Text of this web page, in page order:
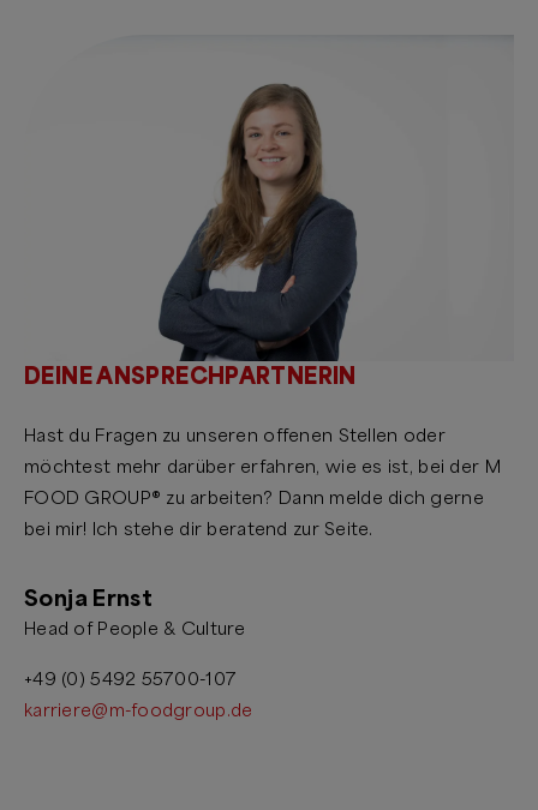
DEINE ANSPRECHPARTNERIN
Hast du Fragen zu unseren offenen Stellen oder
möchtest mehr darüber erfahren, wie es ist, bei der M
FOOD GROUP® zu arbeiten? Dann melde dich gerne
bei mir! Ich stehe dir beratend zur Seite.
Sonja Ernst
Head of People & Culture
+49 (0) 5492 55700-107
karriere@m-foodgroup.de